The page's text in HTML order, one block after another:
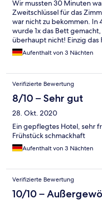
Wir mussten 30 Minuten
Zweitschlüssel für das
war nicht zu bekommen. In
wurde 1x das Bett
überhaupt nicht! Einzig das
hilfsbereit!
Aufenthalt von 3 Nächten
Verifizierte Bewertung
8/10 – Sehr gut
28. Okt. 2020
Ein gepflegtes Hotel, sehr
Frühstück schmackhaft
Aufenthalt von 3 Nächten
Verifizierte Bewertung
10/10 –